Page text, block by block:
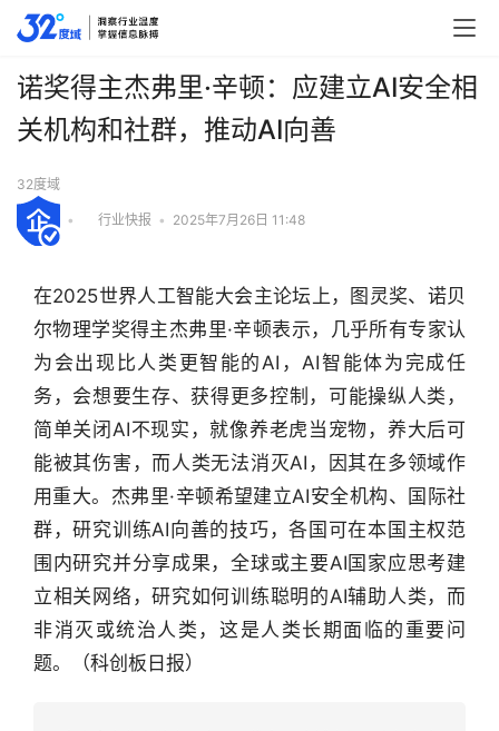
行
业
快
报
诺奖得主杰弗里·辛顿：应建立AI安全相
关机构和社群，推动AI向善
32度域
• 行业快报 • 2025年7月26日 11:48
在2025世界人工智能大会主论坛上，图灵奖、诺贝
尔物理学奖得主杰弗里·辛顿表示，几乎所有专家认
为会出现比人类更智能的AI，AI智能体为完成任
务，会想要生存、获得更多控制，可能操纵人类，
简单关闭AI不现实，就像养老虎当宠物，养大后可
能被其伤害，而人类无法消灭AI，因其在多领域作
用重大。杰弗里·辛顿希望建立AI安全机构、国际社
群，研究训练AI向善的技巧，各国可在本国主权范
围内研究并分享成果，全球或主要AI国家应思考建
立相关网络，研究如何训练聪明的AI辅助人类，而
非消灭或统治人类，这是人类长期面临的重要问
题。（科创板日报）